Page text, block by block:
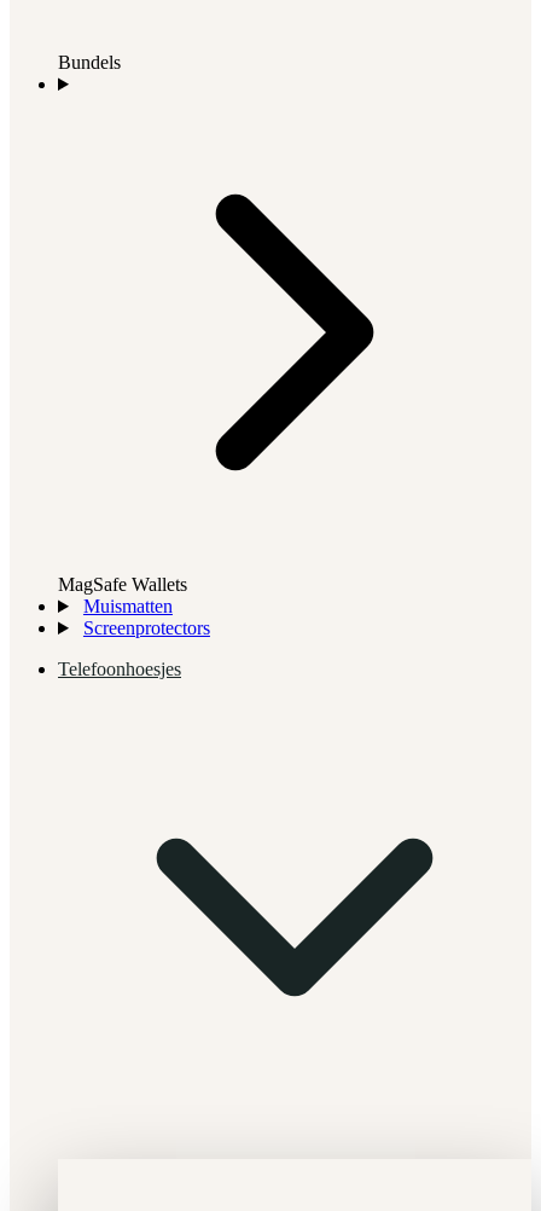
Bundels
MagSafe Wallets
Muismatten
Screenprotectors
Telefoonhoesjes